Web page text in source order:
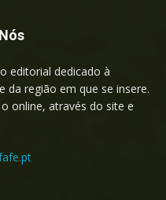
editorial dedicado à
da região em que se insere.
online, através do site e